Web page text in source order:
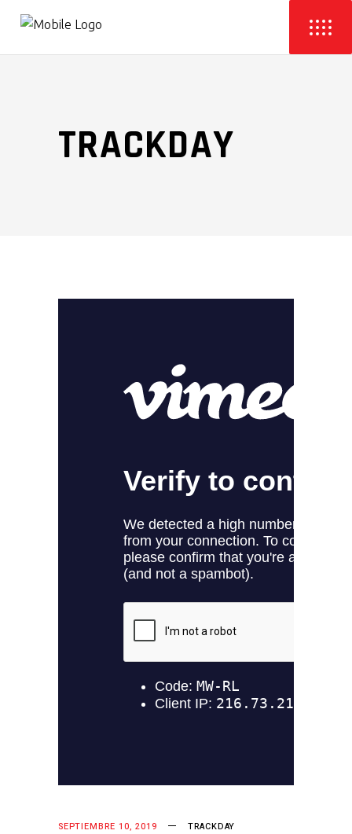
TRACKDAY
SEPTIEMBRE 10, 2019 TRACKDAY